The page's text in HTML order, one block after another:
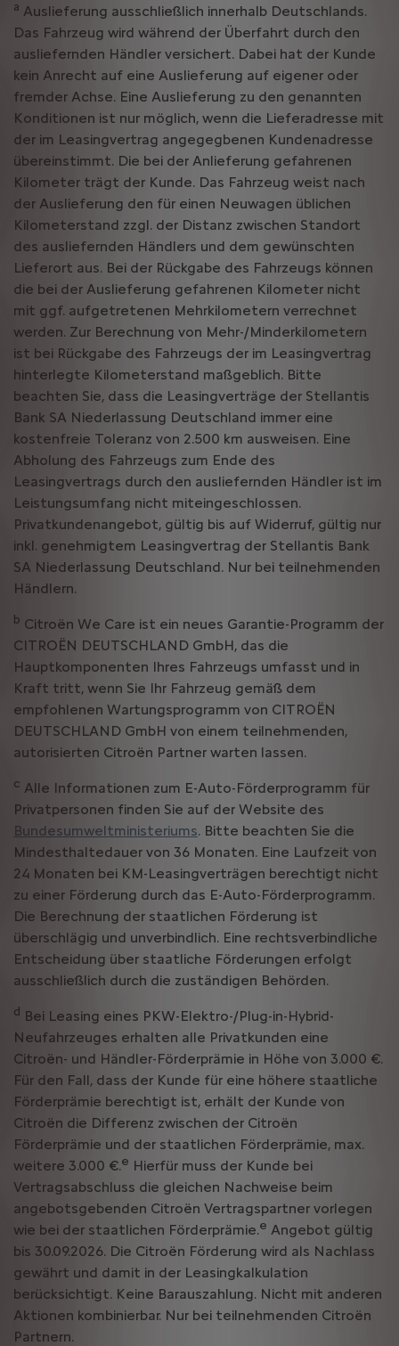
a Auslieferung ausschließlich innerhalb Deutschlands.
Das Fahrzeug wird während der Überfahrt durch den
ausliefernden Händler versichert. Dabei hat der Kunde
kein Anrecht auf eine Auslieferung auf eigener oder
fremder Achse. Eine Auslieferung zu den genannten
Konditionen ist nur möglich, wenn die Lieferadresse mit
der im Leasingvertrag angegegbenen Kundenadresse
übereinstimmt. Die bei der Anlieferung gefahrenen
Kilometer trägt der Kunde. Das Fahrzeug weist nach
der Auslieferung den für einen Neuwagen üblichen
Kilometerstand zzgl. der Distanz zwischen Standort
des ausliefernden Händlers und dem gewünschten
Lieferort aus. Bei der Rückgabe des Fahrzeugs können
die bei der Auslieferung gefahrenen Kilometer nicht
mit ggf. aufgetretenen Mehrkilometern verrechnet
werden. Zur Berechnung von Mehr-/Minderkilometern
ist bei Rückgabe des Fahrzeugs der im Leasingvertrag
hinterlegte Kilometerstand maßgeblich. Bitte
beachten Sie, dass die Leasingverträge der Stellantis
Bank SA Niederlassung Deutschland immer eine
kostenfreie Toleranz von 2.500 km ausweisen. Eine
Abholung des Fahrzeugs zum Ende des
Leasingvertrags durch den ausliefernden Händler ist im
Leistungsumfang nicht miteingeschlossen.
Privatkundenangebot, gültig bis auf Widerruf, gültig nur
inkl. genehmigtem Leasingvertrag der Stellantis Bank
SA Niederlassung Deutschland. Nur bei teilnehmenden
Händlern.
b Citroën We Care ist ein neues Garantie-Programm der
CITROËN DEUTSCHLAND GmbH, das die
Hauptkomponenten Ihres Fahrzeugs umfasst und in
Kraft tritt, wenn Sie Ihr Fahrzeug gemäß dem
empfohlenen Wartungsprogramm von CITROËN
DEUTSCHLAND GmbH von einem teilnehmenden,
autorisierten Citroën Partner warten lassen.
c Alle Informationen zum E-Auto-Förderprogramm für
Privatpersonen finden Sie auf der Website des
Bundesumweltministeriums. Bitte beachten Sie die
Mindesthaltedauer von 36 Monaten. Eine Laufzeit von
24 Monaten bei KM-Leasingverträgen berechtigt nicht
zu einer Förderung durch das E-Auto-Förderprogramm.
Die Berechnung der staatlichen Förderung ist
überschlägig und unverbindlich. Eine rechtsverbindliche
Entscheidung über staatliche Förderungen erfolgt
ausschließlich durch die zuständigen Behörden.
d Bei Leasing eines PKW-Elektro-/Plug-in-Hybrid-
Neufahrzeuges erhalten alle Privatkunden eine
Citroën- und Händler-Förderprämie in Höhe von 3.000 €.
Für den Fall, dass der Kunde für eine höhere staatliche
Förderprämie berechtigt ist, erhält der Kunde von
Citroën die Differenz zwischen der Citroën
Förderprämie und der staatlichen Förderprämie, max.
weitere 3.000 €.e Hierfür muss der Kunde bei
Vertragsabschluss die gleichen Nachweise beim
angebotsgebenden Citroën Vertragspartner vorlegen
wie bei der staatlichen Förderprämie.e Angebot gültig
bis 30.09.2026. Die Citroën Förderung wird als Nachlass
gewährt und damit in der Leasingkalkulation
berücksichtigt. Keine Barauszahlung. Nicht mit anderen
Aktionen kombinierbar. Nur bei teilnehmenden Citroën
Partnern.